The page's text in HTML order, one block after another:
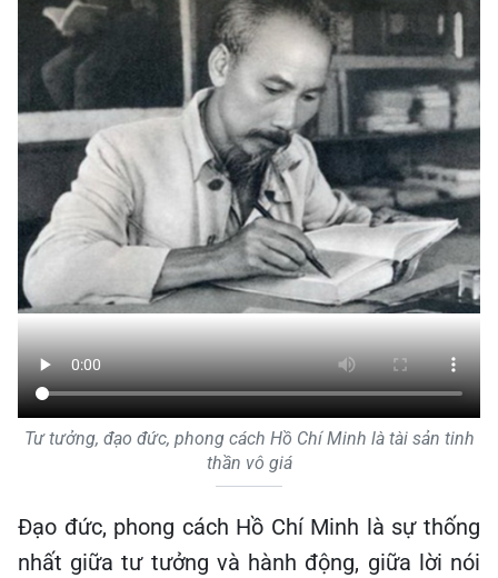
Tư tưởng, đạo đức, phong cách Hồ Chí Minh là tài sản tinh
thần vô giá
Đạo đức, phong cách Hồ Chí Minh là sự thống
nhất giữa tư tưởng và hành động, giữa lời nói